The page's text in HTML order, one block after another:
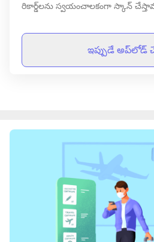
రికార్డ్‌లను స్వయంచాలకంగా స్కాన్
ఇప్పుడే అప్‌లోడ్